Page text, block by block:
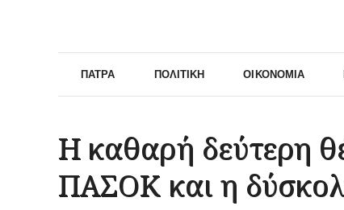
ΠΆΤΡΑ ΠΟΛΙΤΙΚΉ ΟΙΚΟΝΟΜΊΑ
Η καθαρή δεύτερη
ΠΑΣΟΚ και η